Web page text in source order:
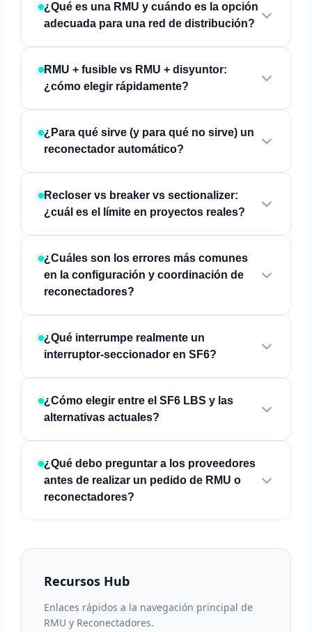
¿Qué es una RMU y cuándo es la opción
adecuada para una red de distribución?
RMU + fusible vs RMU + disyuntor:
¿cómo elegir rápidamente?
¿Para qué sirve (y para qué no sirve) un
reconectador automático?
Recloser vs breaker vs sectionalizer:
¿cuál es el límite en proyectos reales?
¿Cuáles son los errores más comunes
en la configuración y coordinación de
reconectadores?
¿Qué interrumpe realmente un
interruptor-seccionador en SF6?
¿Cómo elegir entre el SF6 LBS y las
alternativas actuales?
¿Qué debo preguntar a los proveedores
antes de realizar un pedido de RMU o
reconectadores?
Recursos Hub
Enlaces rápidos a la navegación principal de
RMU y Reconectadores.